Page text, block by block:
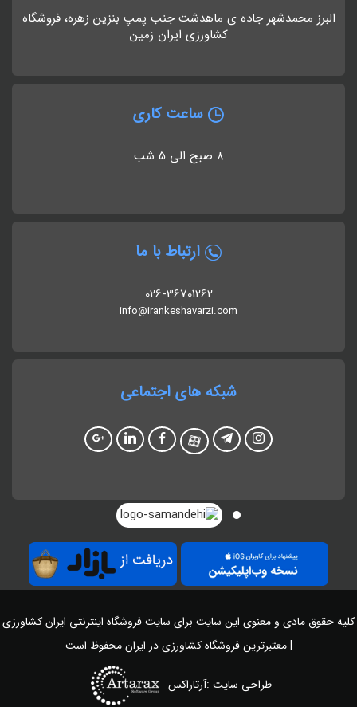
البرز محمدشهر جاده ی ماهدشت جنب پمپ بنزین زهره، فروشگاه
کشاورزی ایران زمین
ساعت کاری
8 صبح الی 5 شب
ارتباط با ما
026-36701262
info@irankeshavarzi.com
شبکه های اجتماعی
کلیه حقوق مادی و معنوی این سایت برای سایتفروشگاه اینترنتی ایران کشاورزی
| معتبرترین فروشگاه کشاورزی در ایرانمحفوظ است
طراحی سایت :آرتاراکس